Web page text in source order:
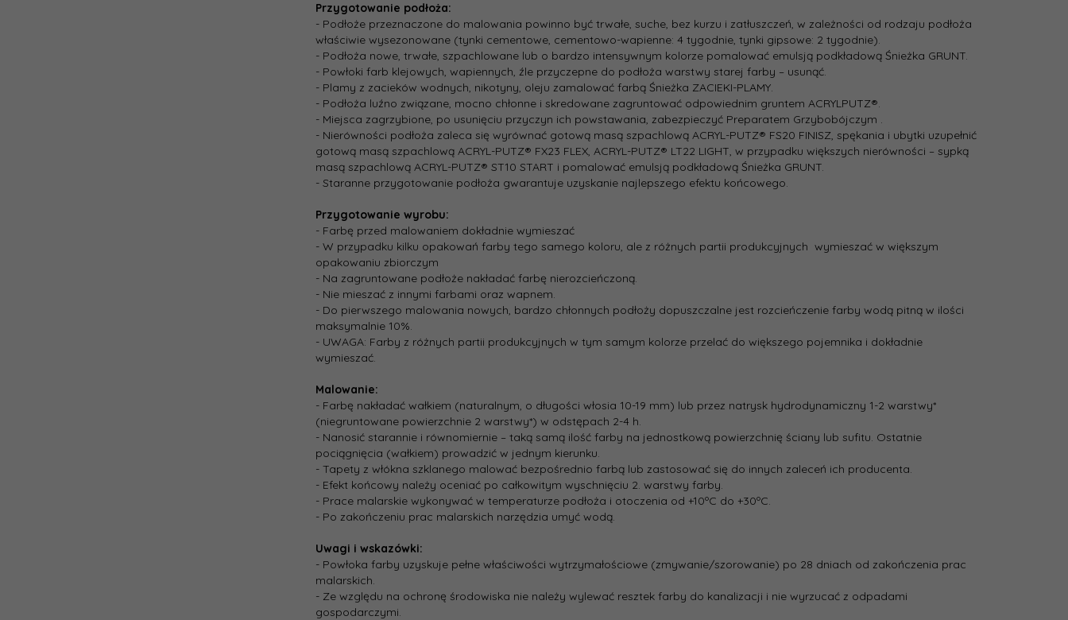
Przygotowanie podłoża:
- Podłoże przeznaczone do malowania powinno być trwałe, suche, bez kurzu i zatłuszczeń, w zależności od rodzaju podłoża
właściwie wysezonowane (tynki cementowe, cementowo­-wapienne: 4 tygodnie, tynki gipsowe: 2 tygodnie).
- Podłoża nowe, trwałe, szpachlowane lub o bardzo intensywnym kolorze pomalować emulsją podkładową Śnieżka GRUNT.
- Powłoki farb klejowych, wapiennych, źle przyczepne do podłoża warstwy starej farby – usunąć.
- Plamy z zacieków wodnych, nikotyny, oleju zamalować farbą Śnieżka ZACIEKI-­PLAMY.
- Podłoża luźno związane, mocno chłonne i skredowane zagruntować odpowiednim gruntem ACRYL­PUTZ®.
- Miejsca zagrzybione, po usunięciu przyczyn ich powstawania, zabezpieczyć Preparatem Grzybobójczym .
- Nierówności podłoża zaleca się wyrównać gotową masą szpachlową ACRYL­-PUTZ® FS20 FINISZ, spękania i ubytki uzupełnić
gotową masą szpachlową ACRYL-­PUTZ® FX23 FLEX, ACRYL­-PUTZ® LT22 LIGHT, w przypadku większych nierówności – sypką
masą szpachlową ACRYL­-PUTZ® ST10 START i pomalować emulsją podkładową Śnieżka GRUNT.
- Staranne przygotowanie podłoża gwarantuje uzyskanie najlepszego efektu końcowego.
Przygotowanie wyrobu:
- Farbę przed malowaniem dokładnie wymieszać
- W przypadku kilku opakowań farby tego samego koloru, ale z różnych partii produkcyjnych ­ wymieszać w większym
opakowaniu zbiorczym
- Na zagruntowane podłoże nakładać farbę nierozcieńczoną.
- Nie mieszać z innymi farbami oraz wapnem.
- Do pierwszego malowania nowych, bardzo chłonnych podłoży dopuszczalne jest rozcieńczenie farby wodą pitną w ilości
maksymalnie 10%.
- UWAGA: Farby z różnych partii produkcyjnych w tym samym kolorze przelać do większego pojemnika i dokładnie
wymieszać.
Malowanie:
- Farbę nakładać wałkiem (naturalnym, o długości włosia 10-­19 mm) lub przez natrysk hydrodynamiczny 1-­2 warstwy*
(niegruntowane powierzchnie 2 warstwy*) w odstępach 2-­4 h.
- Nanosić starannie i równomiernie – taką samą ilość farby na jednostkową powierzchnię ściany lub sufitu. Ostatnie
pociągnięcia (wałkiem) prowadzić w jednym kierunku.
- Tapety z włókna szklanego malować bezpośrednio farbą lub zastosować się do innych zaleceń ich producenta.
- Efekt końcowy należy oceniać po całkowitym wyschnięciu 2. warstwy farby.
- Prace malarskie wykonywać w temperaturze podłoża i otoczenia od +10ºC do +30ºC.
- Po zakończeniu prac malarskich narzędzia umyć wodą.
Uwagi i wskazówki:
- Powłoka farby uzyskuje pełne właściwości wytrzymałościowe (zmywanie/szorowanie) po 28 dniach od zakończenia prac
malarskich.
- Ze względu na ochronę środowiska nie należy wylewać resztek farby do kanalizacji i nie wyrzucać z odpadami
gospodarczymi.